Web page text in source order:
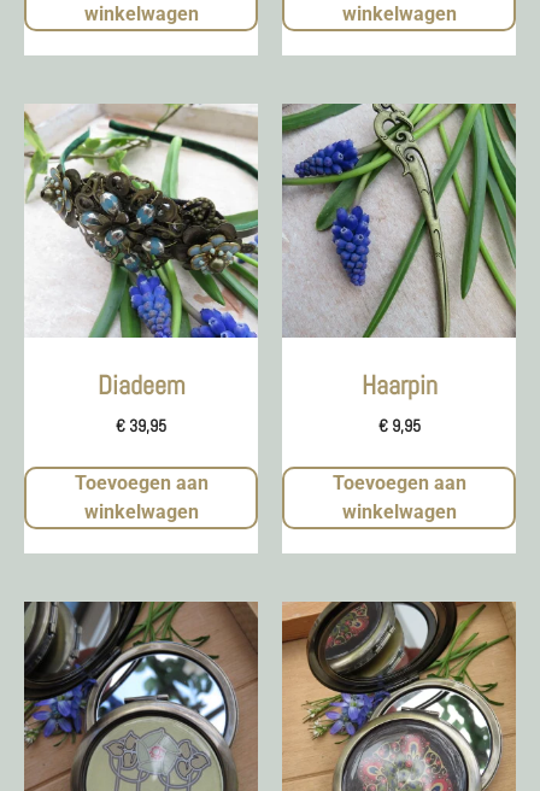
winkelwagen
winkelwagen
Diadeem
€ 39,95
Toevoegen aan
winkelwagen
Haarpin
€9,95
Toevoegen aan
winkelwagen